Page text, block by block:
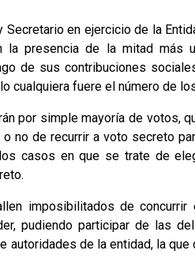
en ejercicio de la
la presencia de la mitad
de sus contribuciones
cualquiera fuere el número de
por simple mayoría de votos,
o no de recurrir a voto secreto
casos en que se trate de
imposibilitados de
pudiendo participar de las
autoridades de la entidad, la